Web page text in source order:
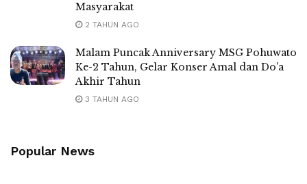
Masyarakat
2 TAHUN AGO
Malam Puncak Anniversary MSG Pohuwato
Ke-2 Tahun, Gelar Konser Amal dan Do’a
Akhir Tahun
3 TAHUN AGO
Popular News